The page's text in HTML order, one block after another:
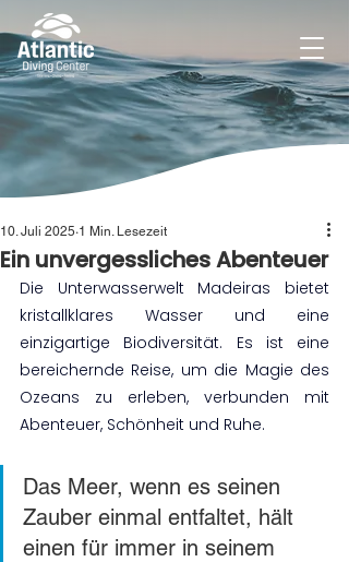
Ein unvergessliches Abenteuer
10. Juli 2025 1 Min. Lesezeit
Die Unterwasserwelt Madeiras bietet
kristallklares Wasser und eine
einzigartige Biodiversität. Es ist eine
bereichernde Reise, um die Magie des
Ozeans zu erleben, verbunden mit
Abenteuer, Schönheit und Ruhe.
Das Meer, wenn es seinen
Zauber einmal entfaltet, hält
einen für immer in seinem